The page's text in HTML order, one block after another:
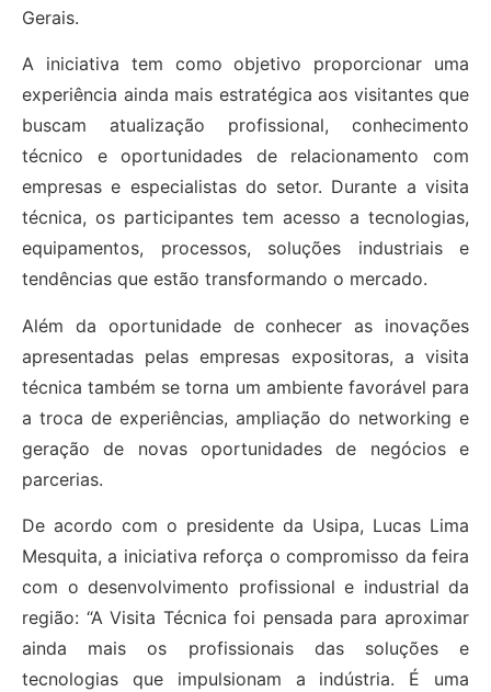
Gerais.
A iniciativa tem como objetivo proporcionar uma
experiência ainda mais estratégica aos visitantes que
buscam atualização profissional, conhecimento
técnico e oportunidades de relacionamento com
empresas e especialistas do setor. Durante a visita
técnica, os participantes tem acesso a tecnologias,
equipamentos, processos, soluções industriais e
tendências que estão transformando o mercado.
Além da oportunidade de conhecer as inovações
apresentadas pelas empresas expositoras, a visita
técnica também se torna um ambiente favorável para
a troca de experiências, ampliação do networking e
geração de novas oportunidades de negócios e
parcerias.
De acordo com o presidente da Usipa, Lucas Lima
Mesquita, a iniciativa reforça o compromisso da feira
com o desenvolvimento profissional e industrial da
região: “A Visita Técnica foi pensada para aproximar
ainda mais os profissionais das soluções e
tecnologias que impulsionam a indústria. É uma